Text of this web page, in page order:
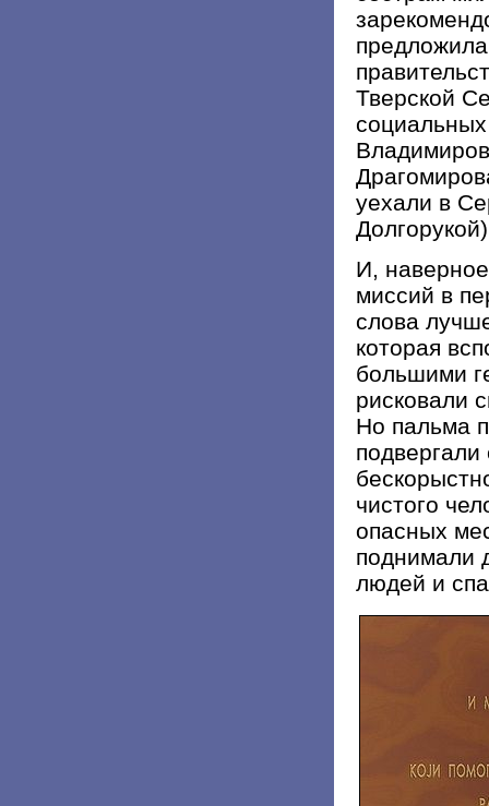
Тверской
уехали в
И,
миссий в
слова
которая
большими
рисковали
Но пальма
чистого
опасных
поднимали
людей и